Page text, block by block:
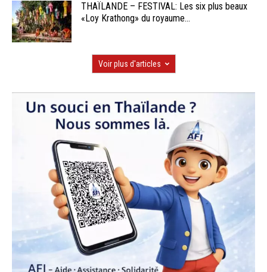
THAÏLANDE – FESTIVAL: Les six plus beaux
«Loy Krathong» du royaume...
Voir plus d'articles